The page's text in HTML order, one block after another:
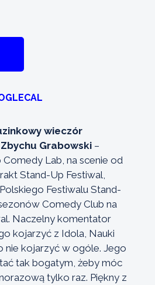
wieczór
Zbychu Grabowski –
Lab, na scenie od
Stand-Up Festiwal,
Festiwalu Stand-
Comedy Club na
Naczelny komentator
kojarzyć z Idola, Nauki
nie kojarzyć w ogóle. Jego
tak bogatym, żeby móc
tylko raz. Piękny z